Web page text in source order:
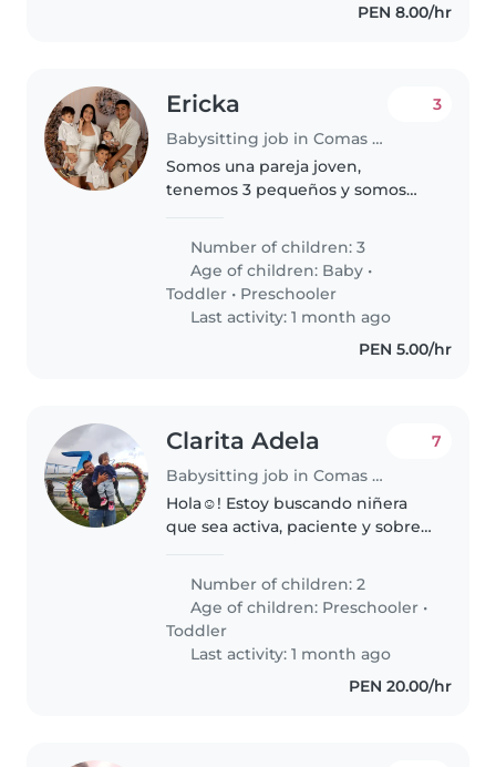
PEN 8.00/hr
Ericka
Babysitting job in Comas (Departamento de Lima)
3
Somos una pareja joven,
tenemos 3 pequeños y somos
Number of children: 3
Age of children: Baby •
Toddler • Preschooler
Last activity: 1 month ago
PEN 5.00/hr
Clarita Adela
Babysitting job in Comas (Departamento de Lima)
7
Hola☺️! Estoy buscando niñera
que sea activa, paciente y sobre
años 8 meses, y mi hija tiene 1
año y 4 meses. Ambos son..
Number of children: 2
Age of children: Preschooler •
Toddler
Last activity: 1 month ago
PEN 20.00/hr